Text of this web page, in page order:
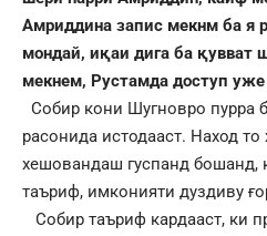
Амриддина запис мекнм ба я
мондай, иқаи дига ба қувват
мекнем, Рустамда доступ уже
Собир кони Шугновро пурра
расонида истодааст. Наход
хешовандаш гуспанд бошанд,
таъриф, имконияти дуздиву
Собир таъриф кардааст, ки